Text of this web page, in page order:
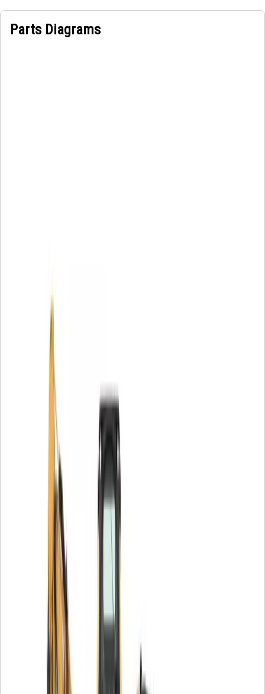
Parts Diagrams